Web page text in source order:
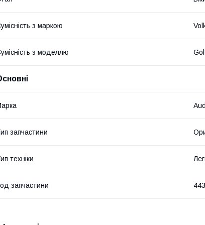
з маркою
з моделлю
запчастини
техніки
запчастини